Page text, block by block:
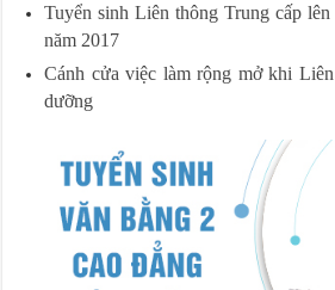
Tuyển sinh Liên thông Trung cấp
năm 2017
Cánh cửa việc làm rộng mở khi
dưỡng